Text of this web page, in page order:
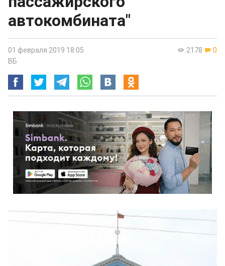
автокомбината"
2178 0
01 февраля 2019 18:05
ВБ